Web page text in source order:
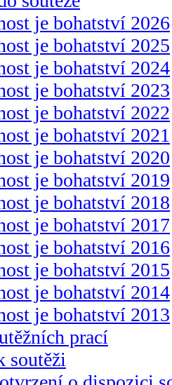
je bohatství 2026
je bohatství 2025
je bohatství 2024
je bohatství 2023
je bohatství 2022
je bohatství 2021
je bohatství 2020
je bohatství 2019
je bohatství 2018
je bohatství 2017
je bohatství 2016
je bohatství 2015
je bohatství 2014
je bohatství 2013
prací
soutěži